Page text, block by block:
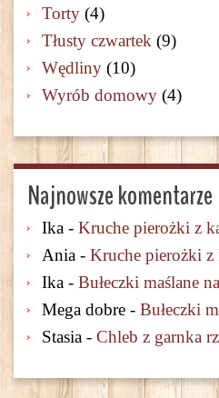
Torty (4)
Tłusty czwartek (9)
Wędliny (10)
Wyrób domowy (4)
Najnowsze komentarze
Ika - Kruche pierożki z
Ania - Kruche pierożki z
Ika - Bułeczki maślane
Mega dobre - Bułeczki
Stasia - Chleb z garnka